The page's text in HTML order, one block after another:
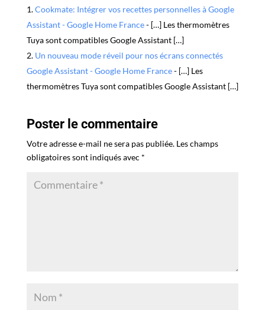
Cookmate: Intégrer vos recettes personnelles à Google
Assistant - Google Home France- […] Les thermomètres
Tuya sont compatibles Google Assistant […]
Un nouveau mode réveil pour nos écrans connectés
Google Assistant - Google Home France- […] Les
thermomètres Tuya sont compatibles Google Assistant […]
Poster le commentaire
Votre adresse e-mail ne sera pas publiée. Les champs
obligatoires sont indiqués avec *